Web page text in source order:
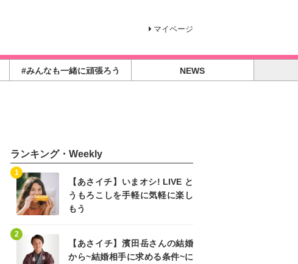
マイページ
#みんなも一緒に頑張ろう NEWS
ランキング・Weekly
【あさイチ】いまオシ! LIVE と
うもろこしを手軽に気軽に楽し
もう
1
【あさイチ】濱田岳さんの結婚
から~結婚相手に求める条件~に
2